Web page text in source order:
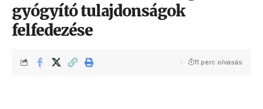
gyógyító tulajdonságok
felfedezése
11 perc olvasás